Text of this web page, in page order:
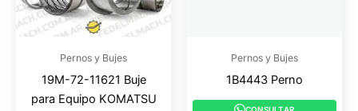
Pernos y Bujes
19M-72-11621 Buje
para Equipo KOMATSU
Pernos y Bujes
1B4443 Perno